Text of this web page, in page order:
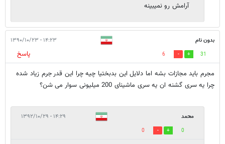
آرامش رو نمیبینه
بدون نام ۱۴:۲۳ - ۱۳۹۰/۱۰/۲۳
31
6
پاسخ
مجرم باید مجازات بشه اما دلایل این بدبختیا چیه چرا این قدر جرم زیاد شده
چرا یه سری گشنه ان یه سری ماشینای 200 میلیونی سوار می شن؟
محمد ۱۴:۲۹ - ۱۳۹۲/۱۰/۲۹
0
0